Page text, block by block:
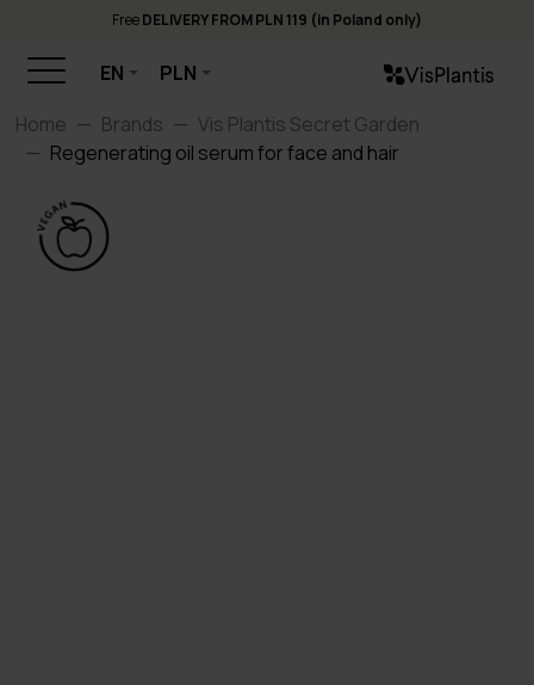
FreeDELIVERY FROM PLN 119 (in Poland only)
EN
PLN
Home
Brands
Vis Plantis Secret Garden
Regenerating oil serum for face and hair